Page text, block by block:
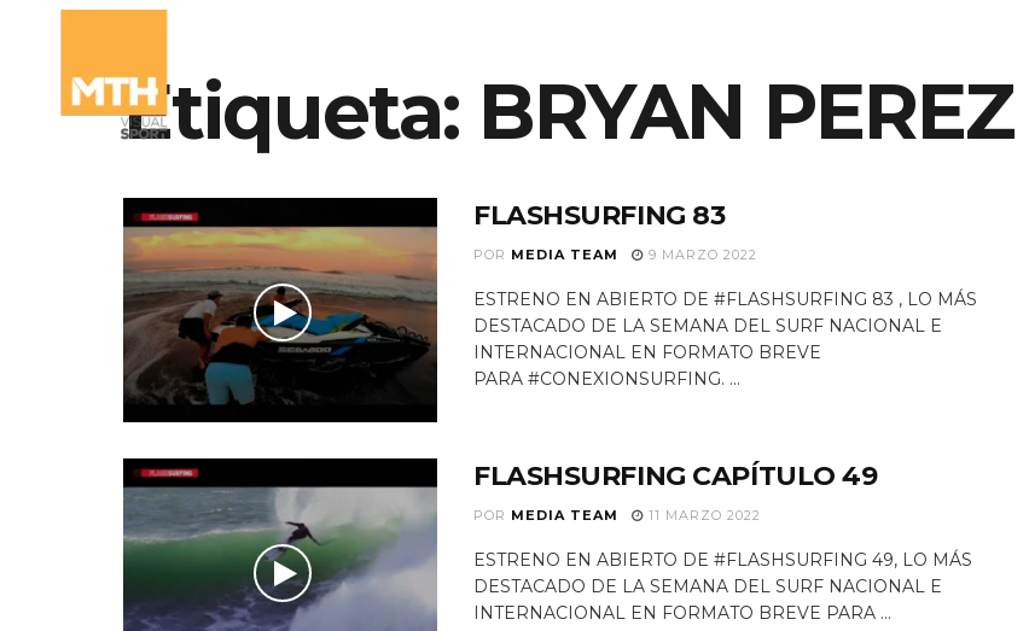
Etiqueta: BRYAN PEREZ
FLASHSURFING 83
POR MEDIA TEAM 9 MARZO 2022
ESTRENO EN ABIERTO DE #FLASHSURFING 83 , LO MÁS
DESTACADO DE LA SEMANA DEL SURF NACIONAL E
INTERNACIONAL EN FORMATO BREVE
PARA #CONEXIONSURFING. ...
FLASHSURFING CAPÍTULO 49
POR MEDIA TEAM 11 MARZO 2022
ESTRENO EN ABIERTO DE #FLASHSURFING 49, LO MÁS
DESTACADO DE LA SEMANA DEL SURF NACIONAL E
INTERNACIONAL EN FORMATO BREVE PARA ...